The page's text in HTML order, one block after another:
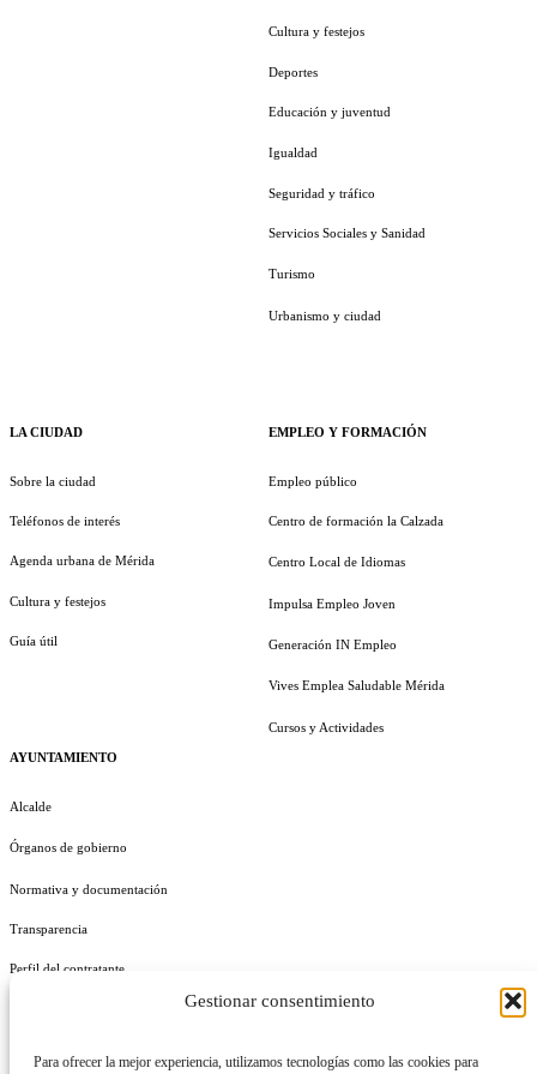
Gestionar consentimiento
Para ofrecer la mejor experiencia, utilizamos tecnologías como las cookies para
LA CIUDAD
Sobre la ciudad
Teléfonos de interés
Agenda urbana de Mérida
Cultura y festejos
Guía útil
AYUNTAMIENTO
Alcalde
Órganos de gobierno
Normativa y documentación
Transparencia
Perfil del contratante
Cultura y festejos
Deportes
Educación y juventud
Igualdad
Seguridad y tráfico
Servicios Sociales y Sanidad
Turismo
Urbanismo y ciudad
EMPLEO Y FORMACIÓN
Empleo público
Centro de formación la Calzada
Centro Local de Idiomas
Impulsa Empleo Joven
Generación IN Empleo
Vives Emplea Saludable Mérida
Cursos y Actividades